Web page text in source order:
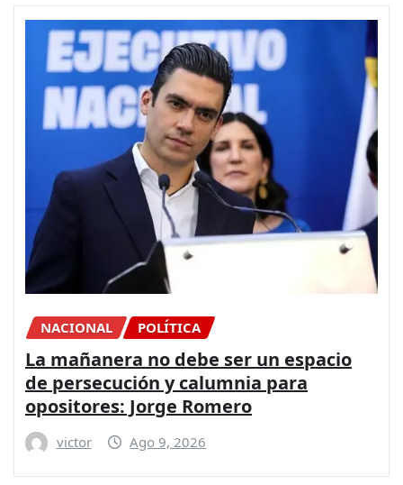
NACIONAL POLÍTICA
La mañanera no debe ser un espacio
de persecución y calumnia para
opositores: Jorge Romero
victor Ago 9, 2026